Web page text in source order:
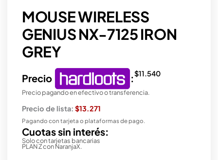
MOUSE WIRELESS
GENIUS NX-7125 IRON
GREY
Precio :$11.540
Precio pagando en efectivo o transferencia.
Precio de lista: $13.271
Pagando con tarjeta o plataformas de pago.
Cuotas sin interés:
Solo con tarjetas bancarias
PLAN Z con NaranjaX.